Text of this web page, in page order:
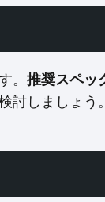
。 推奨スペッ
討しましょう